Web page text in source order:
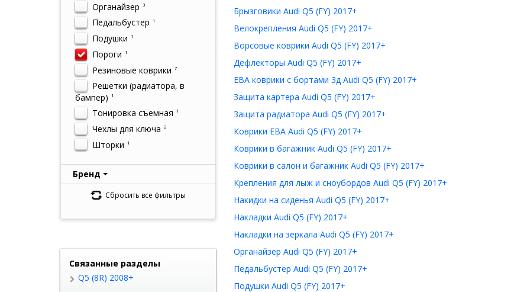
Органайзер 3
Педальбустер 1
Подушки 1
Пороги 1
Резиновые коврики 7
Решетки (радиатора, в
бампер)
1
Тонировка съемная 1
Чехлы для ключа 2
Шторки 1
Бренд
Сбросить все фильтры
Связанные разделы
Q5 (8R) 2008+
Брызговики Audi Q5 (FY) 2017+
Велокрепления Audi Q5 (FY) 2017+
Ворсовые коврики Audi Q5 (FY) 2017+
Дефлекторы Audi Q5 (FY) 2017+
ЕВА коврики с бортами 3д Audi Q5 (FY) 2017+
Защита картера Audi Q5 (FY) 2017+
Защита радиатора Audi Q5 (FY) 2017+
Коврики ЕВА Audi Q5 (FY) 2017+
Коврики в багажник Audi Q5 (FY) 2017+
Коврики в салон и багажник Audi Q5 (FY) 2017+
Крепления для лыж и сноубордов Audi Q5 (FY) 2017+
Накидки на сиденья Audi Q5 (FY) 2017+
Накладки Audi Q5 (FY) 2017+
Накладки на зеркала Audi Q5 (FY) 2017+
Органайзер Audi Q5 (FY) 2017+
Педальбустер Audi Q5 (FY) 2017+
Подушки Audi Q5 (FY) 2017+